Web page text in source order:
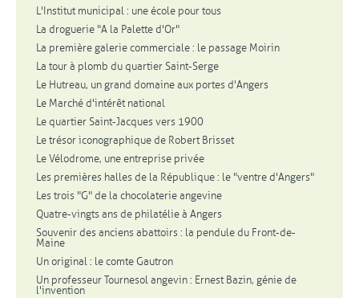
L'Institut municipal : une école pour tous
La droguerie "A la Palette d'Or"
La première galerie commerciale : le passage Moirin
La tour à plomb du quartier Saint-Serge
Le Hutreau, un grand domaine aux portes d'Angers
Le Marché d'intérêt national
Le quartier Saint-Jacques vers 1900
Le trésor iconographique de Robert Brisset
Le Vélodrome, une entreprise privée
Les premières halles de la République : le "ventre d'Angers"
Les trois "G" de la chocolaterie angevine
Quatre-vingts ans de philatélie à Angers
Souvenir des anciens abattoirs : la pendule du Front-de-
Maine
Un original : le comte Gautron
Un professeur Tournesol angevin : Ernest Bazin, génie de
l'invention